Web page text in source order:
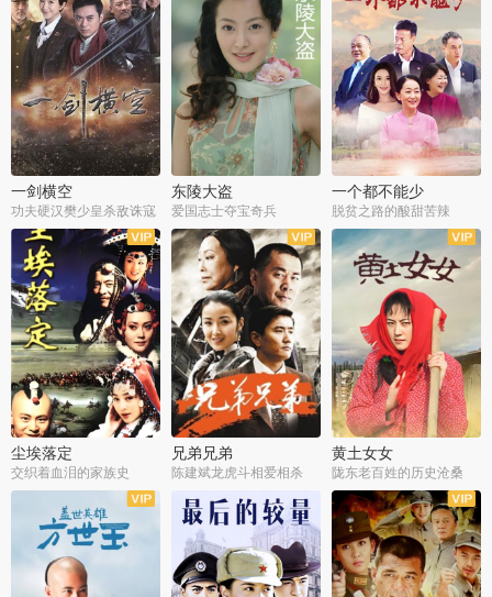
一剑横空
功夫硬汉樊少皇杀敌诛寇
东陵大盗
爱国志士夺宝奇兵
一个都不能少
脱贫之路的酸甜苦辣
全25集
尘埃落定
交织着血泪的家族史
全50集
兄弟兄弟
陈建斌龙虎斗相爱相杀
全23集
黄土女女
陇东老百姓的历史沧桑
全36集
全28集 全44集